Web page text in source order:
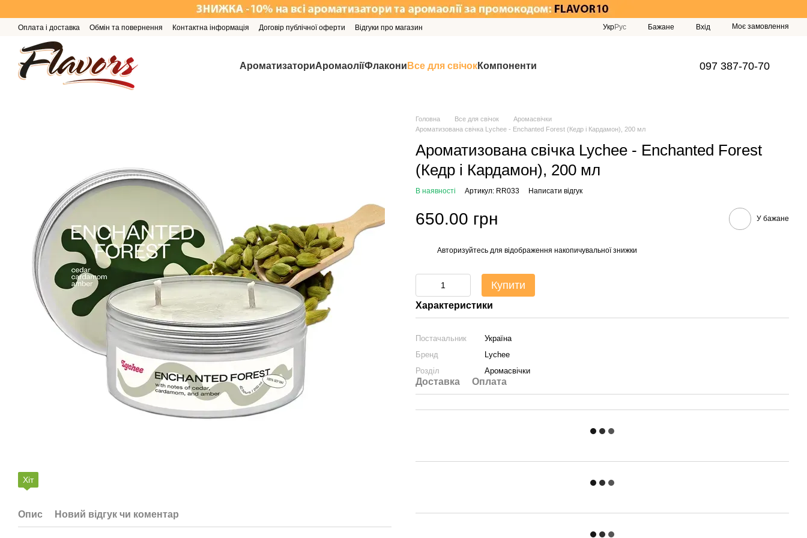
Оплата і доставка Обмін та повернення Контактна інформація Договір публічної оферти Відгуки про магазин УкрРус Бажане Вхід Моє замовлення
АроматизаториАромаоліїФлакони Все для свічокКомпоненти 097 387-70-70
Хіт
Опис Новий відгук чи коментар
Головна Все для свічок
Аромасвічки
Ароматизована свічка Lychee - Enchanted Forest (Кедр і Кардамон), 200 мл
Ароматизована свічка Lychee - Enchanted Forest
(Кедр і Кардамон), 200 мл
В наявності Артикул: RR033 Написати відгук
650.00 грн У бажане
Авторизуйтесь для відображення накопичувальної знижки
Купити
Характеристики
Постачальник
Україна
Бренд
Lychee
Розділ
Аромасвічки
Доставка Оплата